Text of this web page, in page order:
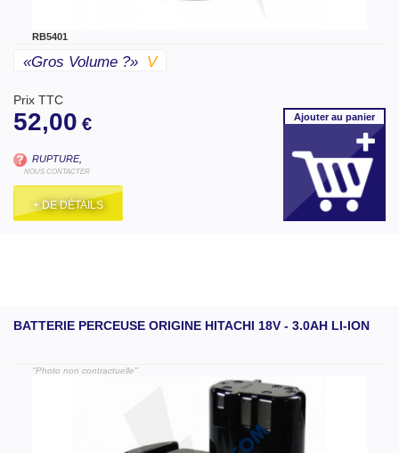
RB5401
«gros Volume ?» V
Prix TTC
52,00 €
RUPTURE,
NOUS CONTACTER
+ DE DÉTAILS
Ajouterau panier
BATTERIE PERCEUSE ORIGINE HITACHI 18V - 3.0AH LI-ION
"Photo non contractuelle"